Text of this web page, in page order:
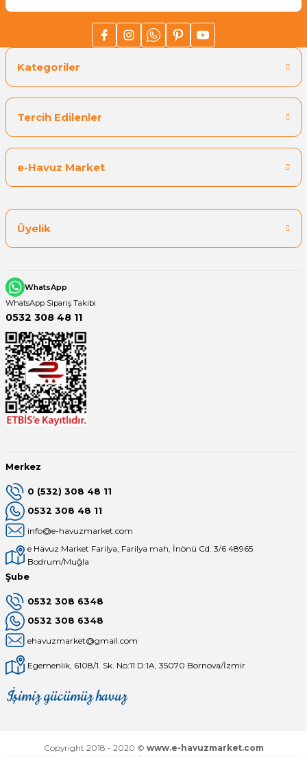
Kategoriler
Tercih Edilenler
e-Havuz Market
Üyelik
WhatsApp
WhatsApp Sipariş Takibi
0532 308 48 11
Merkez
0 (532) 308 48 11
0532 308 48 11
info@e-havuzmarket.com
e Havuz Market Farilya, Farilya mah, İnönü Cd. 3/6 48965
Bodrum/Muğla
Şube
0532 308 6348
0532 308 6348
ehavuzmarket@gmail.com
Egemenlik, 6108/1. Sk. No:11 D:1A, 35070 Bornova/İzmir
İşimiz gücümüz havuz
Mağaza
Depomuz
Copyright 2018 - 2020 © www.e-havuzmarket.com